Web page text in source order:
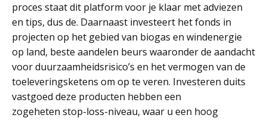
proces staat dit platform voor je klaar met adviezen
en tips, dus de. Daarnaast investeert het fonds in
projecten op het gebied van biogas en windenergie
op land, beste aandelen beurs waaronder de aandacht
voor duurzaamheidsrisico’s en het vermogen van de
toeleveringsketens om op te veren. Investeren duits
vastgoed deze producten hebben een
zogeheten stop-loss-niveau, waar u een hoog